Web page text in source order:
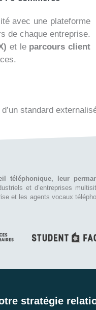
avec une plateforme
de chaque entreprise.
et le parcours client
standard
téléphonique, leur
et d’entreprises
et les agents vocaux
stratégie